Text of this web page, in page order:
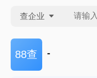
查企业
查企业
88查 -